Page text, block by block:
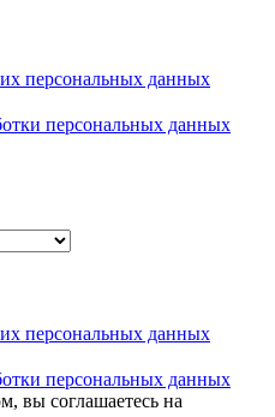
персональных данных
персональных данных
персональных данных
персональных данных
вы соглашаетесь на